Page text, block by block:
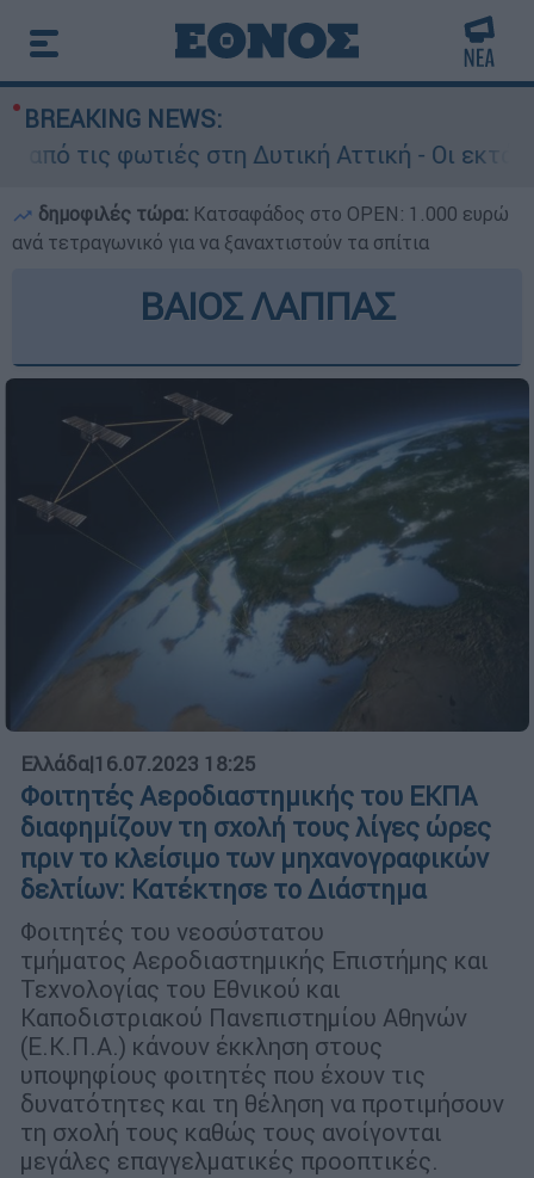
BREAKING NEWS:
φωτιές στη Δυτική Αττική - Οι εκτάσεις
δημοφιλές τώρα: Κατσαφάδος στο OPEN: 1.000 ευρώ
ανά τετραγωνικό για να ξαναχτιστούν τα σπίτια
ΒΑΙΟΣ ΛΑΠΠΑΣ
Ελλάδα|16.07.2023 18:25
Φοιτητές Αεροδιαστημικής του ΕΚΠΑ
διαφημίζουν τη σχολή τους λίγες ώρες
πριν το κλείσιμο των μηχανογραφικών
δελτίων: Κατέκτησε το Διάστημα
Φοιτητές του νεοσύστατου
τμήματος Αεροδιαστημικής Επιστήμης και
Τεχνολογίας του Εθνικού και
Καποδιστριακού Πανεπιστημίου Αθηνών
(Ε.Κ.Π.Α.) κάνουν έκκληση στους
υποψηφίους φοιτητές που έχουν τις
δυνατότητες και τη θέληση να προτιμήσουν
τη σχολή τους καθώς τους ανοίγονται
μεγάλες επαγγελματικές προοπτικές.